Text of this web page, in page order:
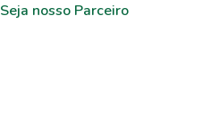
Seja nosso Parceiro